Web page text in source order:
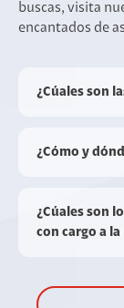
buscas, visita
encantados de
¿Cúales son
¿Cómo y
¿Cúales son
con cargo a